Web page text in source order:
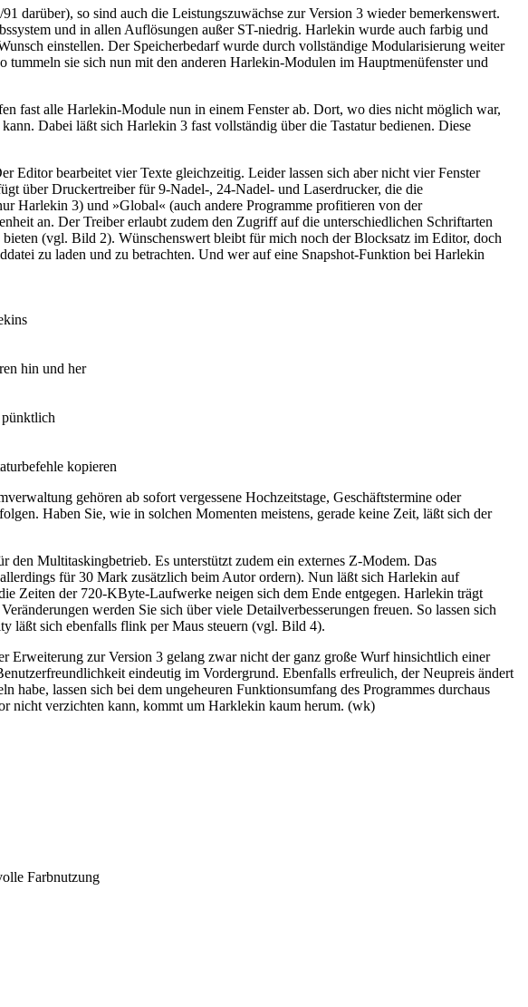
darüber), so sind auch die Leistungszuwächse zur Version 3 wieder bemerkenswert.
und in allen Auflösungen außer ST-niedrig. Harlekin wurde auch farbig und
einstellen. Der Speicherbedarf wurde durch vollständige Modularisierung weiter
sie sich nun mit den anderen Harlekin-Modulen im Hauptmenüfenster und
fast alle Harlekin-Module nun in einem Fenster ab. Dort, wo dies nicht möglich war,
Dabei läßt sich Harlekin 3 fast vollständig über die Tastatur bedienen. Diese
Editor bearbeitet vier Texte gleichzeitig. Leider lassen sich aber nicht vier Fenster
über Druckertreiber für 9-Nadel-, 24-Nadel- und Laserdrucker, die die
Harlekin 3) und »Global« (auch andere Programme profitieren von der
an. Der Treiber erlaubt zudem den Zugriff auf die unterschiedlichen Schriftarten
(vgl. Bild 2). Wünschenswert bleibt für mich noch der Blocksatz im Editor, doch
zu laden und zu betrachten. Und wer auf eine Snapshot-Funktion bei Harlekin
hin und her
kopieren
gehören ab sofort vergessene Hochzeitstage, Geschäftstermine oder
Haben Sie, wie in solchen Momenten meistens, gerade keine Zeit, läßt sich der
Multitaskingbetrieb. Es unterstützt zudem ein externes Z-Modem. Das
für 30 Mark zusätzlich beim Autor ordern). Nun läßt sich Harlekin auf
Zeiten der 720-KByte-Laufwerke neigen sich dem Ende entgegen. Harlekin trägt
werden Sie sich über viele Detailverbesserungen freuen. So lassen sich
läßt sich ebenfalls flink per Maus steuern (vgl. Bild 4).
zur Version 3 gelang zwar nicht der ganz große Wurf hinsichtlich einer
eindeutig im Vordergrund. Ebenfalls erfreulich, der Neupreis ändert
lassen sich bei dem ungeheuren Funktionsumfang des Programmes durchaus
nicht verzichten kann, kommt um Harklekin kaum herum. (wk)
Farbnutzung